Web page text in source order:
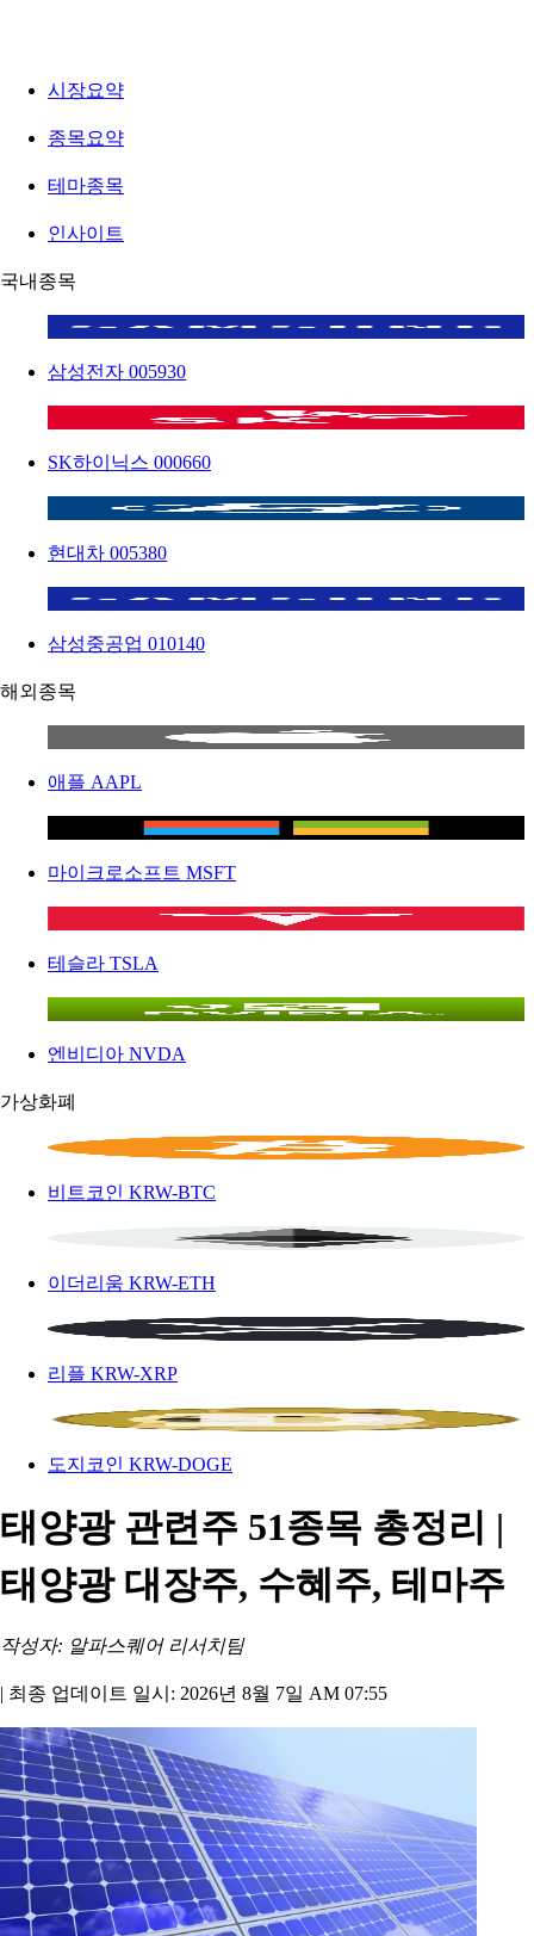
시장요약
종목요약
테마종목
인사이트
국내종목
삼성전자 005930
SK하이닉스 000660
현대차 005380
삼성중공업 010140
해외종목
애플 AAPL
마이크로소프트 MSFT
테슬라 TSLA
엔비디아 NVDA
가상화폐
비트코인 KRW-BTC
이더리움 KRW-ETH
리플 KRW-XRP
도지코인 KRW-DOGE
태양광 관련주 51종목 총정리 |
태양광 대장주, 수혜주, 테마주
작성자: 알파스퀘어 리서치팀
| 최종 업데이트 일시: 2026년 8월 7일 AM 07:55